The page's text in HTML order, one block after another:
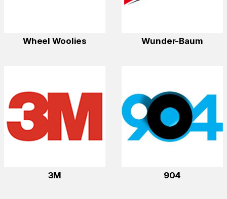
Wheel Woolies Wunder-Baum
3M 904